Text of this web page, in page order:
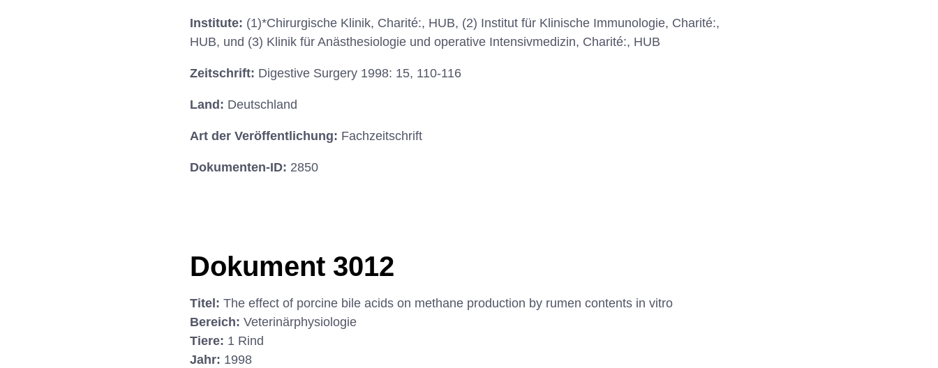
Institute: (1)*Chirurgische Klinik, Charité:, HUB, (2) Institut für Klinische Immunologie, Charité:,
HUB, und (3) Klinik für Anästhesiologie und operative Intensivmedizin, Charité:, HUB
Zeitschrift: Digestive Surgery 1998: 15, 110-116
Land: Deutschland
Art der Veröffentlichung: Fachzeitschrift
Dokumenten-ID: 2850
Dokument 3012
Titel: The effect of porcine bile acids on methane production by rumen contents in vitro
Bereich: Veterinärphysiologie
Tiere: 1 Rind
Jahr: 1998